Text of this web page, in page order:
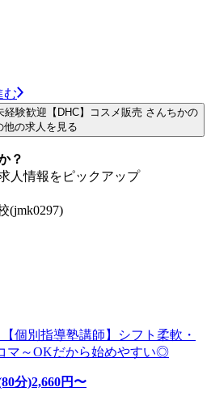
む
験歓迎【DHC】コスメ販売 さんちかの
他の求人を見る
？
人情報をピックアップ
(jmk0297)
個別指導塾講師】シフト柔軟・
マ～OKだから始めやすい◎
分)2,660円〜